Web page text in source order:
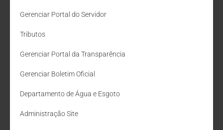
Gerenciar Portal do Servidor
Tributos
Gerenciar Portal da Transparência
Gerenciar Boletim Oficial
Departamento de Água e Esgoto
Administração Site